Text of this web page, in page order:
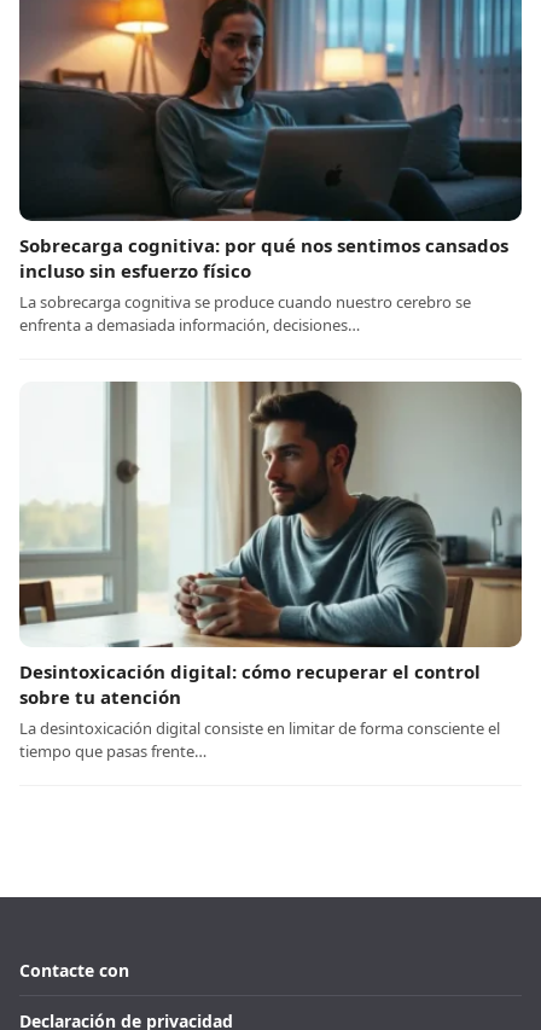
Sobrecarga cognitiva: por qué nos sentimos cansados
incluso sin esfuerzo físico
La sobrecarga cognitiva se produce cuando nuestro cerebro se
enfrenta a demasiada información, decisiones…
Desintoxicación digital: cómo recuperar el control
sobre tu atención
La desintoxicación digital consiste en limitar de forma consciente el
tiempo que pasas frente…
Contacte con
Declaración de privacidad